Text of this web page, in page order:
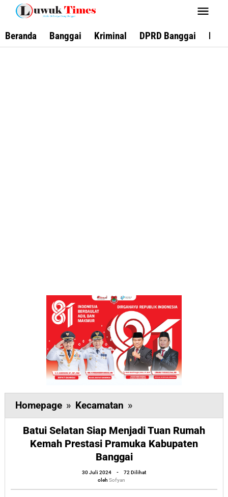
Lewati
konten
Beranda Banggai Kriminal DPRD Banggai
Homepage » Kecamatan »
Selatan
Siap
Menjadi
Rumah
Kemah
Batui Selatan Siap Menjadi Tuan Rumah
Kemah Prestasi Pramuka Kabupaten
Banggai
30 Juli 2024
oleh
Sofyan
-
72 Dilihat
oleh Sofyan